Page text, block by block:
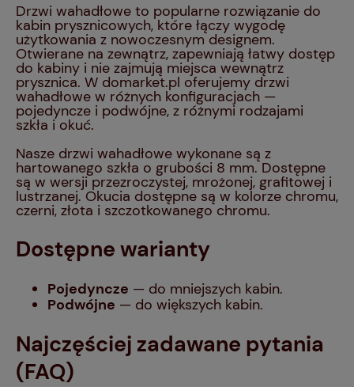
Drzwi wahadłowe to popularne rozwiązanie do
kabin prysznicowych, które łączy wygodę
użytkowania z nowoczesnym designem.
Otwierane na zewnątrz, zapewniają łatwy dostęp
do kabiny i nie zajmują miejsca wewnątrz
prysznica. W domarket.pl oferujemy drzwi
wahadłowe w różnych konfiguracjach —
pojedyncze i podwójne, z różnymi rodzajami
szkła i okuć.
Nasze drzwi wahadłowe wykonane są z
hartowanego szkła o grubości 8 mm. Dostępne
są w wersji przezroczystej, mrożonej, grafitowej i
lustrzanej. Okucia dostępne są w kolorze chromu,
czerni, złota i szczotkowanego chromu.
Dostępne warianty
Pojedyncze — do mniejszych kabin.
Podwójne — do większych kabin.
Najczęściej zadawane pytania
(FAQ)